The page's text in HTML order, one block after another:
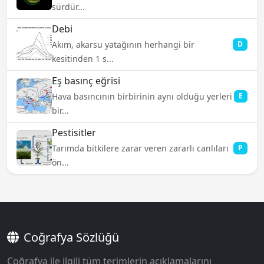
sürdür...
Debi
Akım, akarsu yatağının herhangi bir
kesitinden 1 s...
D
Eş basınç eğrisi
Hava basıncının birbirinin aynı olduğu yerleri
bir...
E
Pestisitler
Tarımda bitkilere zarar veren zararlı canlıları
ön...
P
Coğrafya Sözlüğü
Coğrafya ile ilgili tüm terimlerin açıklamalarını